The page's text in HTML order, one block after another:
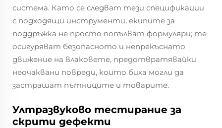
система. Като се следват тези спецификации
с подходящи инструменти, екипите за
поддръжка не просто попълват формуляри; те
осигуряват безопасното и непрекъснато
движение на влаковете, предотвратявайки
неочаквани повреди, които биха могли да
застрашат пътниците и товарите.
Ултразвуково тестирание за
скрити дефекти